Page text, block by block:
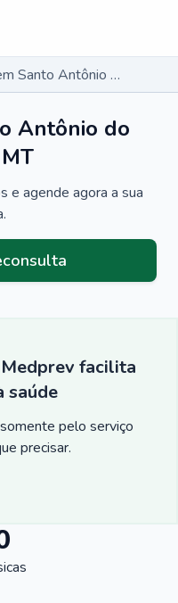
Geriatra em Santo Antônio do Leste - MT
Antônio do
e agende agora a sua
facilita
saúde
pelo serviço
precisar.